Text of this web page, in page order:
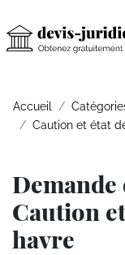
Accueil
Caution et état
Demande
Caution
havre